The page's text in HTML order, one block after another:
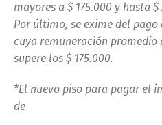
mayores a $ 175.000 y hasta $
Por último, se exime del pago
cuya remuneración promedio
supere los $ 175.000.
*El nuevo piso para pagar el
de